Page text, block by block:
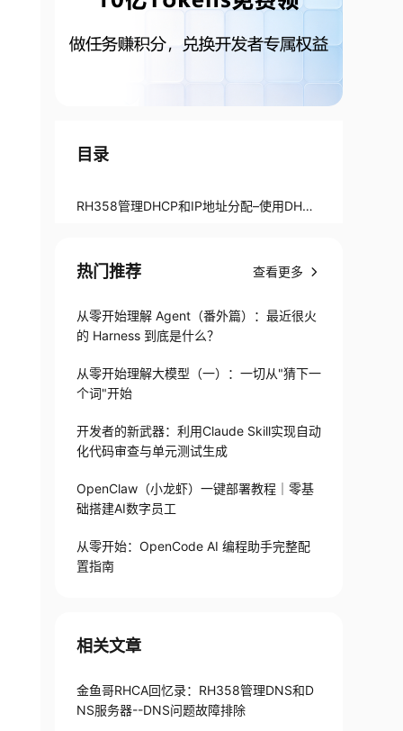
目录
RH358管理DHCP和IP地址分配–使用DHCP
热门推荐 查看更多
从零开始理解 Agent（番外篇）：最近很火
的 Harness 到底是什么？
从零开始理解大模型（一）：一切从"猜下一
个词"开始
开发者的新武器：利用Claude Skill实现自动
化代码审查与单元测试生成
OpenClaw（小龙虾）一键部署教程｜零基
础搭建AI数字员工
从零开始：OpenCode AI 编程助手完整配
置指南
相关文章
金鱼哥RHCA回忆录：RH358管理DNS和D
NS服务器--DNS问题故障排除